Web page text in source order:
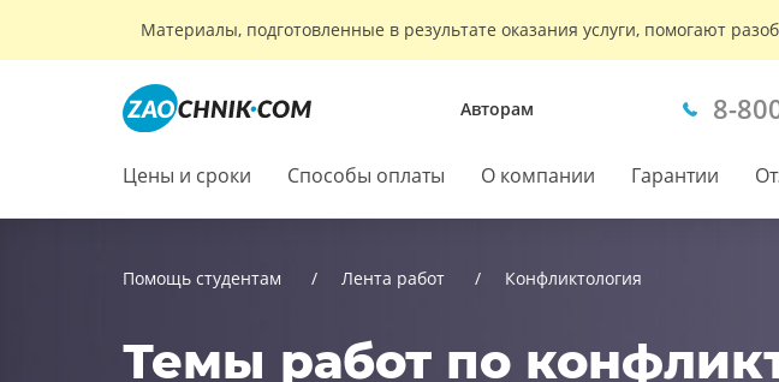
Материалы, подготовленные в результате оказания услуги, помогают
Авторам 8-
Цены и сроки Способы оплаты О компании Гарантии
Помощь студентам Лента работ Конфликтология
Темы работ по